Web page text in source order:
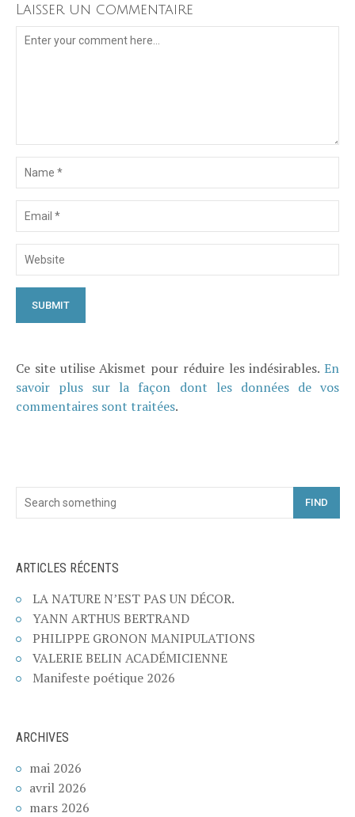
Laisser un commentaire
Ce site utilise Akismet pour réduire les indésirables. En
savoir plus sur la façon dont les données de vos
commentaires sont traitées.
FIND
ARTICLES RÉCENTS
LA NATURE N’EST PAS UN DÉCOR.
YANN ARTHUS BERTRAND
PHILIPPE GRONON MANIPULATIONS
VALERIE BELIN ACADÉMICIENNE
Manifeste poétique 2026
ARCHIVES
mai 2026
avril 2026
mars 2026